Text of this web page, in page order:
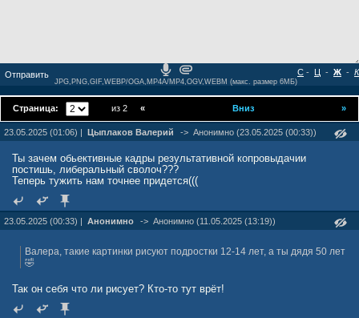
- Ц - Ж - К
С
JPG,PNG,GIF,WEBP/OGA,MP4A/MP4,OGV,WEBM (макс. размер 6МБ)
Страница: из 2 »
« Вниз
23.05.2025 (01:06) | Цыплаков Валерий -> Анонимно (23.05.2025 (00:33))
Ты зачем обьективные кадры результативной копровыдачии
постишь, либеральный сволоч???
Теперь тужить нам точнее придется(((
23.05.2025 (00:33) | Анонимно -> Анонимно (11.05.2025 (13:19))
Валера, такие картинки рисуют подростки 12-14 лет, а ты дядя 50 лет
🤣
Так он себя что ли рисует? Кто-то тут врёт!